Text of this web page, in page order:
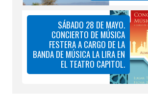
SÁBADO 28 DE MAYO.
CONCIERTO DE MÚSICA
FESTERA A CARGO DE LA
BANDA DE MÚSICA LA LIRA EN
EL TEATRO CAPITOL.